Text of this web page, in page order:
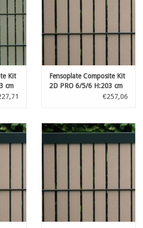
Kit
cm
Fensoplate Composite Kit
2D PRO 6/5/6 H:203 cm
€257,06